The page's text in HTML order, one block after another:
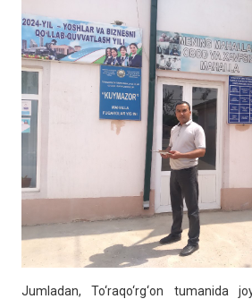
Jumladan, To‘raqo‘rg‘on tumanida